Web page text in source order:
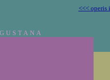
<<< operis